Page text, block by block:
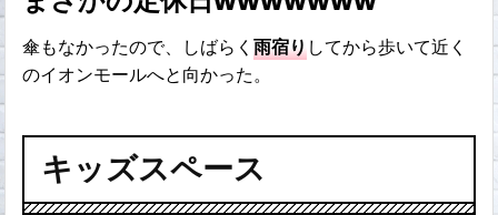
傘もなかったので、しばらく雨宿りしてから歩いて近く
のイオンモールへと向かった。
キッズスペース